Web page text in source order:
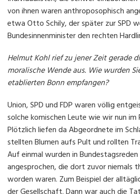
von ihnen waren anthroposophisch
etwa Otto Schily, der später zur SPD
Bundesinnenminister den rechten
Helmut Kohl rief zu jener Zeit gerade
moralische Wende aus. Wie wurden
etablierten Bonn empfangen?
Union, SPD und FDP waren völlig
solche komischen Leute wie wir nun im
Plötzlich liefen da Abgeordnete im
stellten Blumen aufs Pult und rollten
Auf einmal wurden in Bundestagsreden
angesprochen, die dort zuvor niemals
worden waren. Zum Beispiel der